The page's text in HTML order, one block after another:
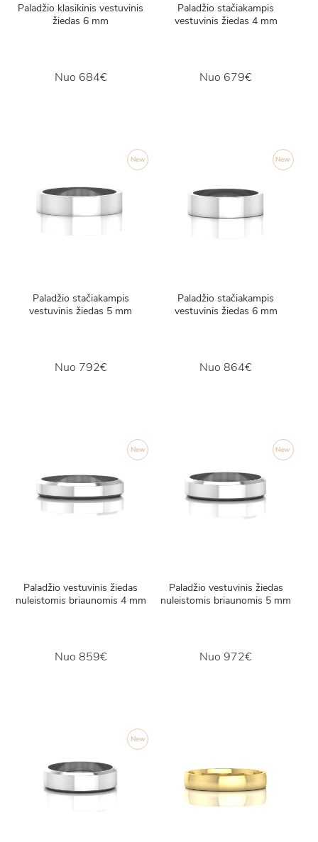
Paladžio klasikinis vestuvinis
žiedas 6 mm
Nuo 684€
Paladžio stačiakampis
vestuvinis žiedas 4 mm
Nuo 679€
New
Paladžio stačiakampis
vestuvinis žiedas 5 mm
Nuo 792€
New
Paladžio stačiakampis
vestuvinis žiedas 6 mm
Nuo864€
New
Paladžio vestuvinis žiedas
nuleistomis briaunomis 4 mm
Nuo 859€
New
Paladžio vestuvinis žiedas
nuleistomis briaunomis 5 mm
Nuo 972€
New